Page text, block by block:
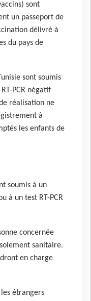
sont
un passeport de
délivré à
du pays de
sont soumis
PCR négatif
réalisation ne
à
les enfants de
soumis à un
à un test RT-PCR
concernée
sanitaire.
en charge
les étrangers